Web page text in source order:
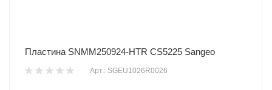
Пластина SNMM250924-HTR CS5225 Sangeo
Арт.: SGEU1026R0026